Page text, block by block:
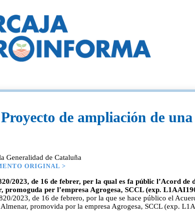
de ampliación de
Generalidad de Cataluña
ORIGINAL >
2023, de 16 de febrer, per la qual es fa públic l’Acord
promoguda per l’empresa Agrogesa, SCCL (exp.
2023, de 16 de febrero, por la que se hace público el
promovida por la empresa Agrogesa, SCCL (exp.